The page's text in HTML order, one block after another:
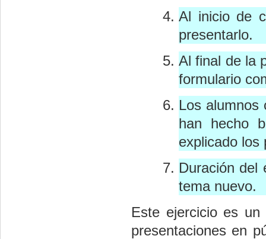
Al inicio de
presentarlo.
Al final de la
formulario
Los alumnos
han hecho
explicado los
Duración del
tema nuevo.
Este ejercicio es
presentaciones en